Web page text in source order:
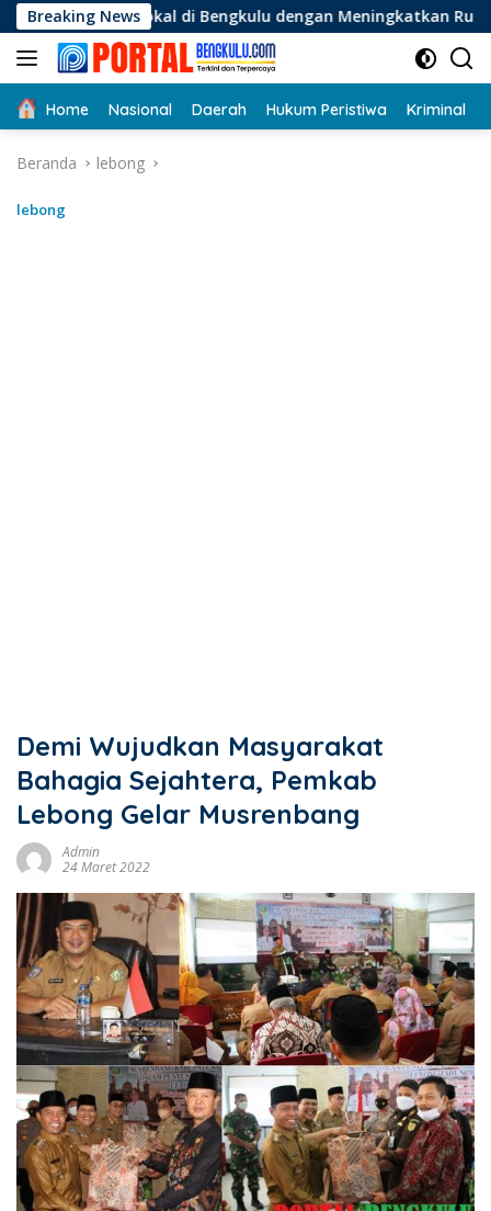
Langsung
ke
konten
Breaking News
Lokal di Bengkulu dengan Meningkatkan Ruang Publik dan
Home Nasional Daerah Hukum Peristiwa Kriminal
Beranda lebong
lebong
Demi Wujudkan Masyarakat
Bahagia Sejahtera, Pemkab
Lebong Gelar Musrenbang
Admin
24 Maret 2022